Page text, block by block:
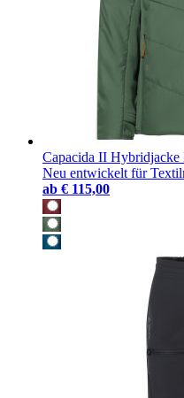
Capacida II Hybridjacke
Neu entwickelt für
ab € 115,00